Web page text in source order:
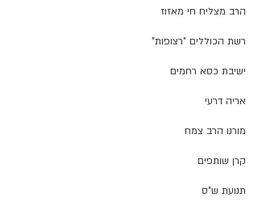
הרב מצליח חי מאזוז
רשת הכוללים "רצופות"
ישיבת כסא רחמים
אריה דרעי
מורנו הרב צמח
קרן שותפים
תנועת ש"ס